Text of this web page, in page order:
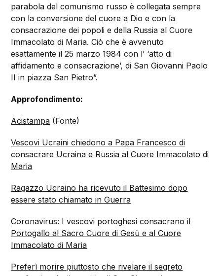
parabola del comunismo russo è collegata sempre
con la conversione del cuore a Dio e con la
consacrazione dei popoli e della Russia al Cuore
Immacolato di Maria. Ciò che è avvenuto
esattamente il 25 marzo 1984 con l’ ‘atto di
affidamento e consacrazione’, di San Giovanni Paolo
II in piazza San Pietro”.
Approfondimento:
Acistampa (Fonte)
Vescovi Ucraini chiedono a Papa Francesco di
consacrare Ucraina e Russia al Cuore Immacolato di
Maria
Ragazzo Ucraino ha ricevuto il Battesimo dopo
essere stato chiamato in Guerra
Coronavirus: I vescovi portoghesi consacrano il
Portogallo al Sacro Cuore di Gesù e al Cuore
Immacolato di Maria
Preferì morire piuttosto che rivelare il segreto